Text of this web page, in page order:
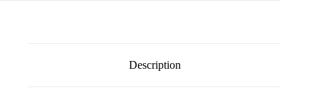
Description